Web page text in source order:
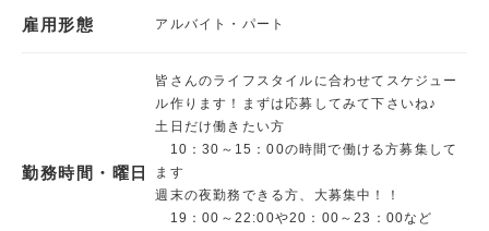
雇用形態 アルバイト・パート
勤務時間・曜日
皆さんのライフスタイルに合わせてスケジュー
ル作ります！まずは応募してみて下さいね♪
土日だけ働きたい方
10：30～15：00の時間で働ける方募集して
ます
週末の夜勤務できる方、大募集中！！
19：00～22:00や20：00～23：00など